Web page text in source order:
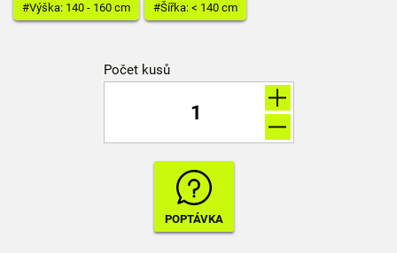
#Výška: 140 - 160 cm #Šířka: < 140 cm
Počet kusů